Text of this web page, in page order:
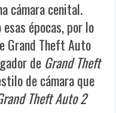
cámara cenital.
épocas, por lo
Grand Theft Auto
de Grand Theft
de cámara que
Theft Auto 2